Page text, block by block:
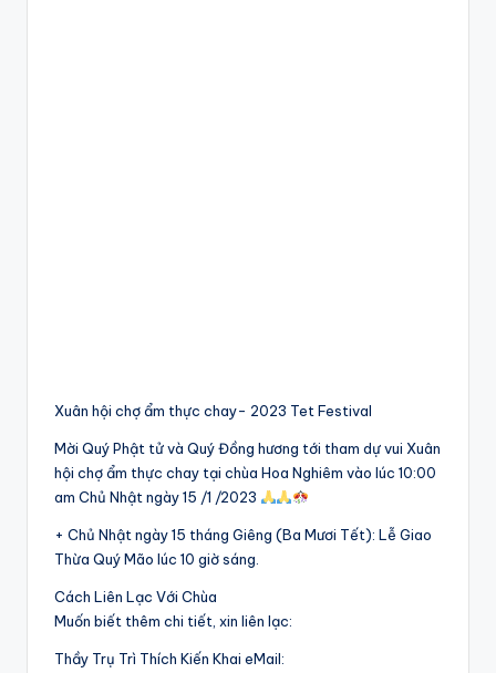
Xuân hội chợ ẩm thực chay- 2023 Tet Festival
Mời Quý Phật tử và Quý Đồng hương tới tham dự vui Xuân
hội chợ ẩm thực chay tại chùa Hoa Nghiêm vào lúc 10:00
am Chủ Nhật ngày 15 /1 /2023
+ Chủ Nhật ngày 15 tháng Giêng (Ba Mươi Tết): Lễ Giao
Thừa Quý Mão lúc 10 giờ sáng.
Cách Liên Lạc Với Chùa
Muốn biết thêm chi tiết, xin liên lạc:
Thầy Trụ Trì Thích Kiến Khai eMail: